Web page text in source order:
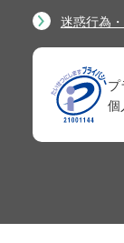
迷惑行為
プ
個